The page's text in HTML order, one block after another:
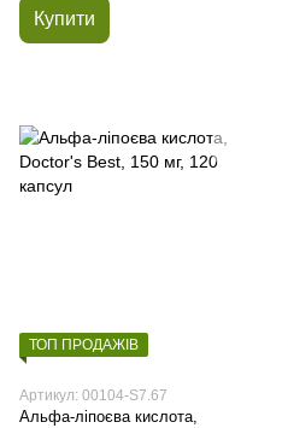
Купити
ТОП ПРОДАЖІВ
Артикул: 00104-S7.67
Альфа-ліпоєва кислота,